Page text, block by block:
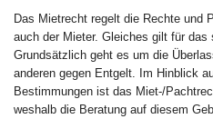
Das Mietrecht regelt die Rechte und
auch der Mieter. Gleiches gilt für das
Grundsätzlich geht es um die
anderen gegen Entgelt. Im Hinblick
Bestimmungen ist das Miet-/
weshalb die Beratung auf diesem